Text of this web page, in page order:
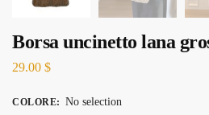
Borsa uncinetto lana
29.00 $
COLORE: No selection